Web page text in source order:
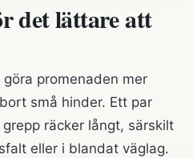
det lättare att
promenaden mer
små hinder. Ett par
räcker långt, särskilt
eller i blandat väglag.